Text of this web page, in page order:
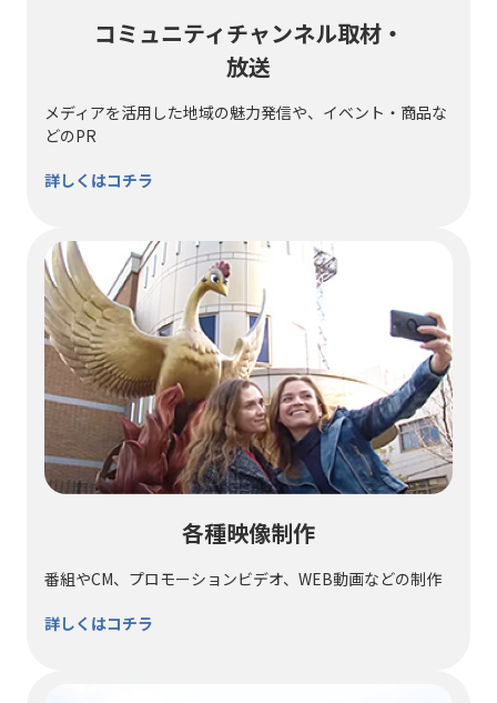
コミュニティチャンネル取材・
放送
メディアを活用した地域の魅力発信や、イベント・商品な
どのPR
詳しくはコチラ
各種映像制作
番組やCM、プロモーションビデオ、WEB動画などの制作
詳しくはコチラ